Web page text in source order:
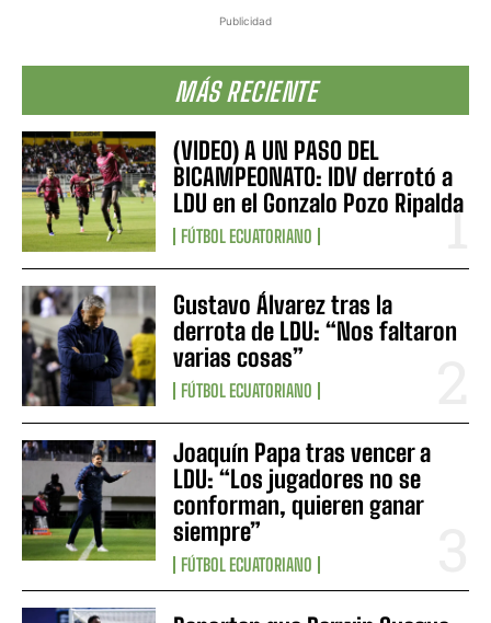
Publicidad
MÁS RECIENTE
(VIDEO) A UN PASO DEL
BICAMPEONATO: IDV derrotó a
LDU en el Gonzalo Pozo Ripalda
FÚTBOL ECUATORIANO
Gustavo Álvarez tras la
derrota de LDU: “Nos faltaron
varias cosas”
FÚTBOL ECUATORIANO
Joaquín Papa tras vencer a
LDU: “Los jugadores no se
conforman, quieren ganar
siempre”
FÚTBOL ECUATORIANO